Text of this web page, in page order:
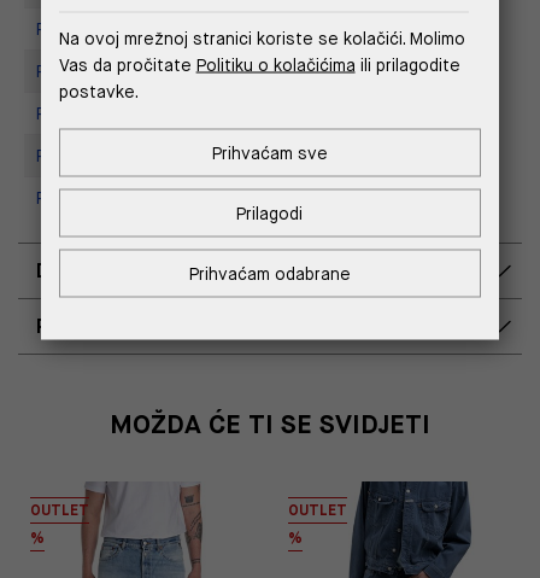
Replay Store, Joker Centar
Replay Store, Mall of Split
Replay store, Tower Centar
Replay Store, Supernova Zadar
Replay Outlet Store, Split
DOSTAVA
POVRAT I ZAMJENA
MOŽDA ĆE TI SE SVIDJETI
OUTLET
%
OUTLET
%
Na ovoj mrežnoj stranici koriste se kolačići. Molimo
Vas da pročitate Politiku o kolačićima ili prilagodite
postavke.
Prihvaćam odabrane
Prilagodi
Prihvaćam sve